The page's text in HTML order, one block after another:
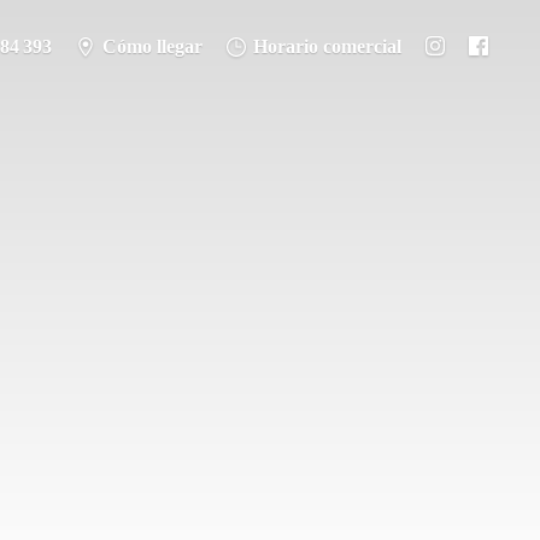
393 Cómo llegar Horario comercial